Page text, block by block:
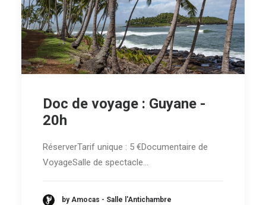
Doc de voyage : Guyane -
20h
RéserverTarif unique : 5 €Documentaire de
VoyageSalle de spectacle…
by Amocas - Salle l'Antichambre